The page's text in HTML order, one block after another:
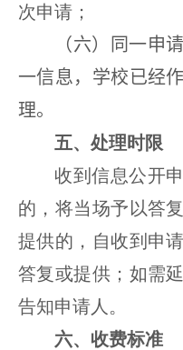
次申请；
（六）同一申
一信息，学校已经
理。
五、处理时限
收到信息公开
的，将当场予以答
提供的，自收到申
答复或提供；如需
告知申请人。
六、收费标准